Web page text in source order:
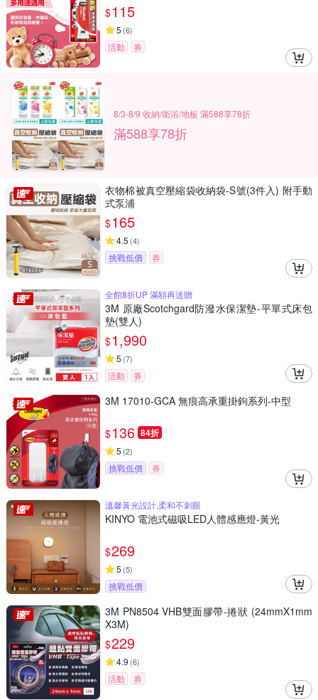
$115
5 (6)
活動 券
8/3-8/9 收納/衛浴/地板 滿588享78折
滿588享78折
衣物棉被真空壓縮袋收納袋-S號(3件入) 附手動
式泵浦
$165
4.5 (4)
挑戰低價 券
全館8折UP 滿額再送贈
3M 原廠Scotchgard防潑水保潔墊-平單式床包
墊(雙人)
$1,990
5 (7)
活動 券
3M 17010-GCA 無痕高承重掛鉤系列-中型
$136 84折
5 (2)
挑戰低價 券
溫馨黃光設計,柔和不刺眼
KINYO 電池式磁吸LED人體感應燈-黃光
$269
5 (5)
挑戰低價
3M PN8504 VHB雙面膠帶-捲狀 (24mmX1mm
X3M)
$229
4.9 (6)
活動 券